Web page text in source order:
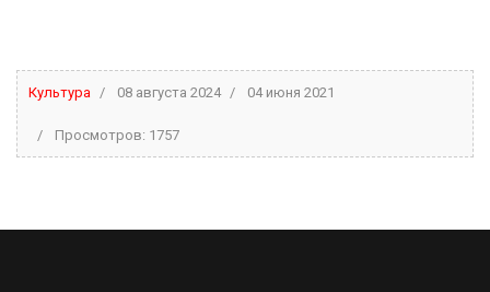
Культура 08 августа 2024 04 июня 2021
Просмотров: 1757